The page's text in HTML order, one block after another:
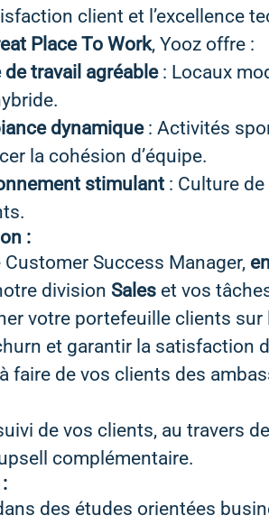
client et l’excellence
Place To Work, Yooz offre :
de travail agréable: Locaux
dynamique: Activités
la cohésion d’équipe.
stimulant : Culture
:
Customer Success Manager,
division Sales et vos
votre portefeuille clients
et garantir la satisfaction
faire de vos clients des
de vos clients, au travers
complémentaire.
des études orientées